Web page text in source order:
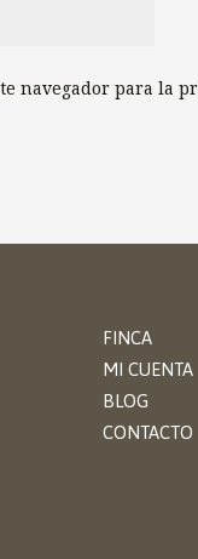
navegador para la
FINCA
MI CUENTA
BLOG
CONTACTO